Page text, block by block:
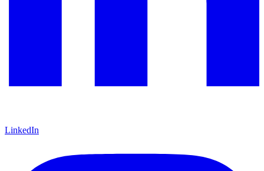
LinkedIn